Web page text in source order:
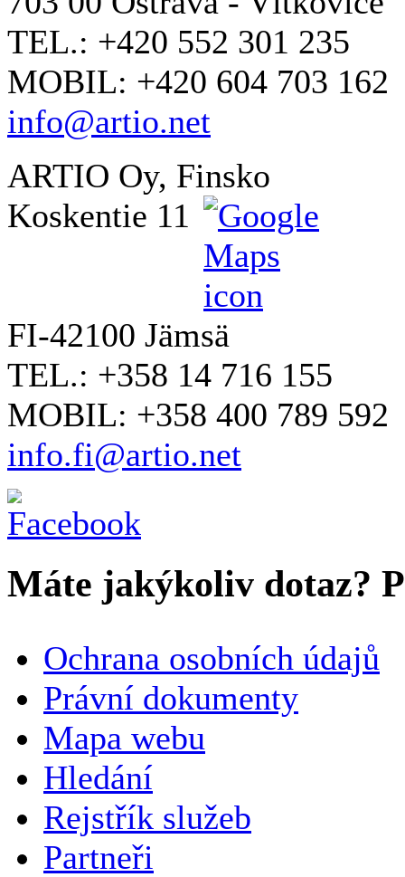
TEL.: +420 552 301 235
MOBIL: +420 604 703 162
info@artio.net
ARTIO Oy, Finsko
Koskentie 11
FI-42100 Jämsä
TEL.: +358 14 716 155
MOBIL: +358 400 789 592
info.fi@artio.net
Máte jakýkoliv dotaz?
SPOLEČNOST / ORGANIZACE
E-MAILOVÁ ADRESA
TELEFON
Ochrana osobních údajů
Právní dokumenty
Mapa webu
Hledání
Rejstřík služeb
Partneři